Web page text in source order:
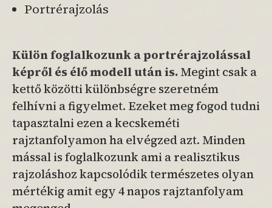
Portrérajzolás
Külön foglalkozunk a portrérajzolással
képről és élő modell után is.Megint csak a
kettő közötti különbségre szeretném
felhívni a figyelmet. Ezeket meg fogod tudni
tapasztalni ezen a kecskeméti
rajztanfolyamon ha elvégzed azt. Minden
mással is foglalkozunk ami a realisztikus
rajzoláshoz kapcsolódik természetes olyan
mértékig amit egy 4 napos rajztanfolyam